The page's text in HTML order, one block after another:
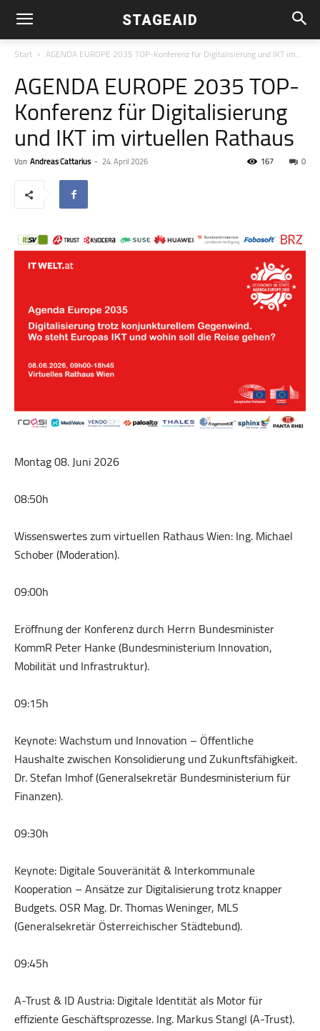
STAGEAID
Start AGENDA EUROPE 2035 TOP-Konferenz für Digitalisierung und IKT im...
AGENDA EUROPE 2035 TOP-
Konferenz für Digitalisierung
und IKT im virtuellen Rathaus
Von Andreas Cattarius - 24. April 2026 0
167
Montag 08. Juni 2026
08:50h
Wissenswertes zum virtuellen Rathaus Wien: Ing. Michael
Schober (Moderation).
09:00h
Eröffnung der Konferenz durch Herrn Bundesminister
KommR Peter Hanke (Bundesministerium Innovation,
Mobilität und Infrastruktur).
09:15h
Keynote: Wachstum und Innovation – Öffentliche
Haushalte zwischen Konsolidierung und Zukunftsfähigkeit.
Dr. Stefan Imhof (Generalsekretär Bundesministerium für
Finanzen).
09:30h
Keynote: Digitale Souveränität & Interkommunale
Kooperation – Ansätze zur Digitalisierung trotz knapper
Budgets. OSR Mag. Dr. Thomas Weninger, MLS
(Generalsekretär Österreichischer Städtebund).
09:45h
A-Trust & ID Austria: Digitale Identität als Motor für
effiziente Geschäftsprozesse. Ing. Markus Stangl (A-Trust).